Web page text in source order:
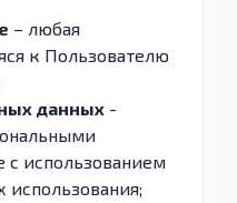
– любая
к Пользователю
данных -
использованием
использования;